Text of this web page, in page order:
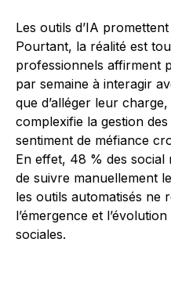
Les outils d’IA
Pourtant, la réalité est
professionnels affirment
par semaine à interagir
que d’alléger leur charge,
complexifie la gestion
sentiment de méfiance
En effet, 48 % des social
de suivre manuellement
les outils automatisés ne
l’émergence et
sociales.